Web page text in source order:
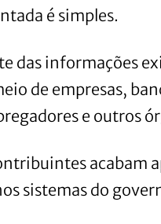
é simples.
das informações
de empresas,
e outros
acabam
sistemas do